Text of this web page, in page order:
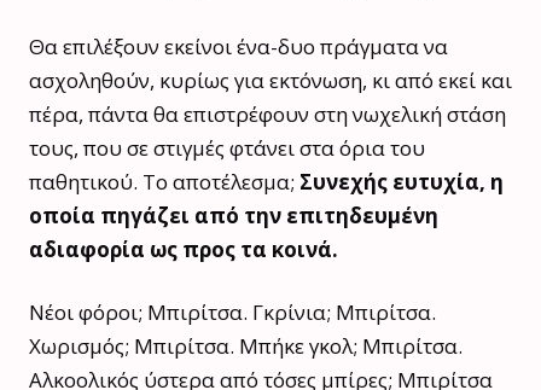
Θα επιλέξουν εκείνοι ένα-δυο πράγματα να
ασχοληθούν, κυρίως για εκτόνωση, κι από εκεί και
πέρα, πάντα θα επιστρέφουν στη νωχελική στάση
τους, που σε στιγμές φτάνει στα όρια του
παθητικού. Το αποτέλεσμα; Συνεχής ευτυχία, η
οποία πηγάζει από την επιτηδευμένη
αδιαφορία ως προς τα κοινά.
Νέοι φόροι; Μπιρίτσα. Γκρίνια; Μπιρίτσα.
Χωρισμός; Μπιρίτσα. Μπήκε γκολ; Μπιρίτσα.
Αλκοολικός ύστερα από τόσες μπίρες; Μπιρίτσα